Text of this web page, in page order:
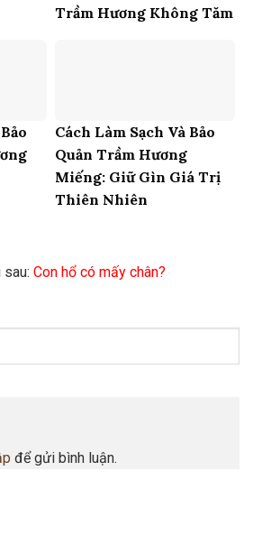
Trầm Hương Không Tăm
Cách Làm Sạch Và Bảo
Quản Trầm Hương
Miếng: Giữ Gìn Giá Trị
Thiên Nhiên
Con hổ có mấy chân?
để gửi bình luận.